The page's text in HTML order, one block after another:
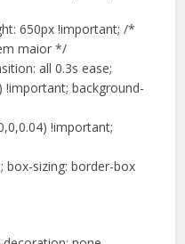
650px !important; /*
maior */
all 0.3s ease;
!important; background-
!important;
box-sizing: border-box